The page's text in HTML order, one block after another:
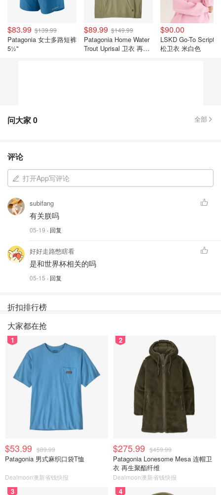
$83.99 $139.99
Patagonia 女士多路短裤
5½"
$89.99 $149.99
Patagonia Home Water
Trout Uprisal 卫衣 再生
$90.00
LSKD Go-To Script
松卫衣 米白色
问大家0 全部
评论
打开App写评论
subifang
有关朕吗
05-19 · 回复
好好走路憋瞎看
是和世界杯相关的吗
05-15 · 回复
折扣排行榜
大家都在抢
1
$53.99 $89.99
Patagonia 男式麻织口袋T恤
Dealmoon澳新省钱快报
2
$275.99 $459.99
Patagonia Lonesome Mesa 连帽卫
衣 再生聚酯纤维
Dealmoon澳新省钱快报
3 4